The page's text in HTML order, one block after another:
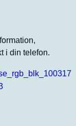
i din telefon.